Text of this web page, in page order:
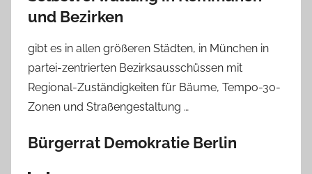
und Bezirken
gibt es in allen größeren Städten, in München in
partei-zentrierten Bezirksausschüssen mit
Regional-Zuständigkeiten für Bäume, Tempo-30-
Zonen und Straßengestaltung …
Bürgerrat Demokratie Berlin